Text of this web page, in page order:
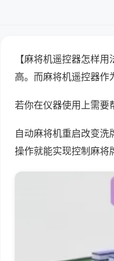
【麻将机遥控器怎样
高。而麻将机遥控器作
若你在仪器使用上需要
自动麻将机重启改变
操作就能实现控制麻将